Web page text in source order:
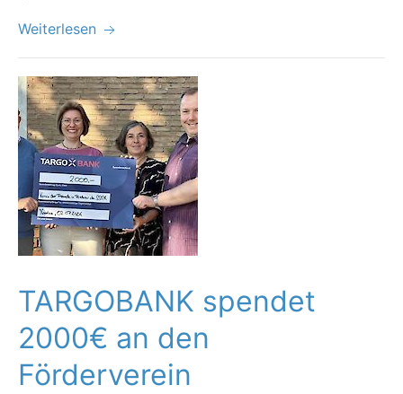
Weiterlesen
TARGOBANK spendet
2000€ an den
Förderverein